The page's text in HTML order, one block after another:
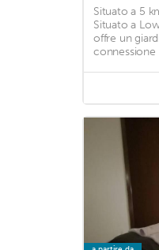
Situato a 5
Situato a
offre un
connessione